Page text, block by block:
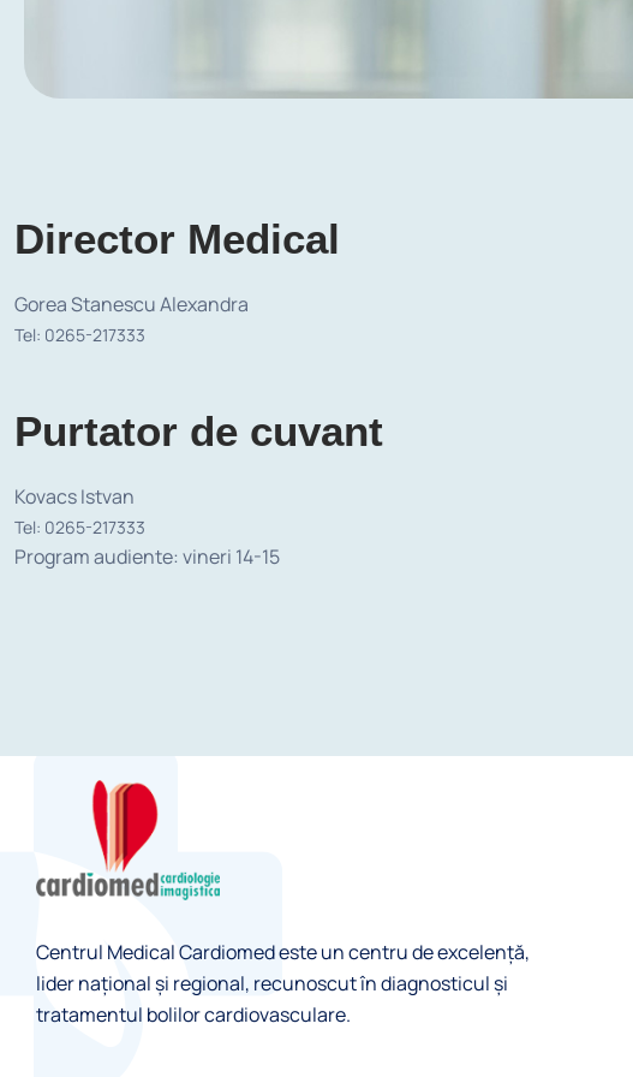
Director Medical
Gorea Stanescu Alexandra
Tel: 0265-217333
Purtator de cuvant
Kovacs Istvan
Tel: 0265-217333
Program audiente: vineri 14-15
Centrul Medical Cardiomed este un centru de excelență,
lider naţional și regional, recunoscut în diagnosticul şi
tratamentul bolilor cardiovasculare.